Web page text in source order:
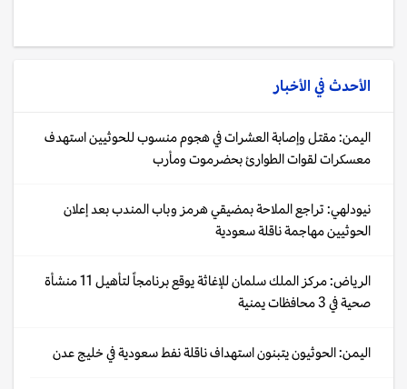
الأحدث في الأخبار
اليمن: مقتل وإصابة العشرات في هجوم منسوب للحوثيين استهدف
معسكرات لقوات الطوارئ بحضرموت ومأرب
نيودلهي: تراجع الملاحة بمضيقي هرمز وباب المندب بعد إعلان
الحوثيين مهاجمة ناقلة سعودية
الرياض: مركز الملك سلمان للإغاثة يوقع برنامجاً لتأهيل 11 منشأة
صحية في 3 محافظات يمنية
اليمن: الحوثيون يتبنون استهداف ناقلة نفط سعودية في خليج عدن